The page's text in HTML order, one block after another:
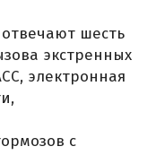
отвечают шесть
экстренных
электронная
с